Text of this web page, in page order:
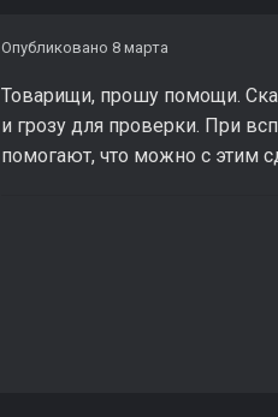
Опубликовано 8 марта
Товарищи, прошу помощи.
и грозу для проверки. При
помогают, что можно с этим